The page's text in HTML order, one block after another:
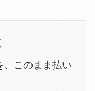
、このまま払い